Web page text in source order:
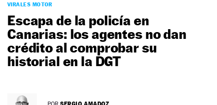
PODCAST
MOTOS
TECNOLOGÍA
SUPERCOCHES
MOTORTV
NEWSLETTER
VIRALES MOTOR
Escapa de la policía en
Canarias: los agentes no dan
crédito al comprobar su
historial en la DGT